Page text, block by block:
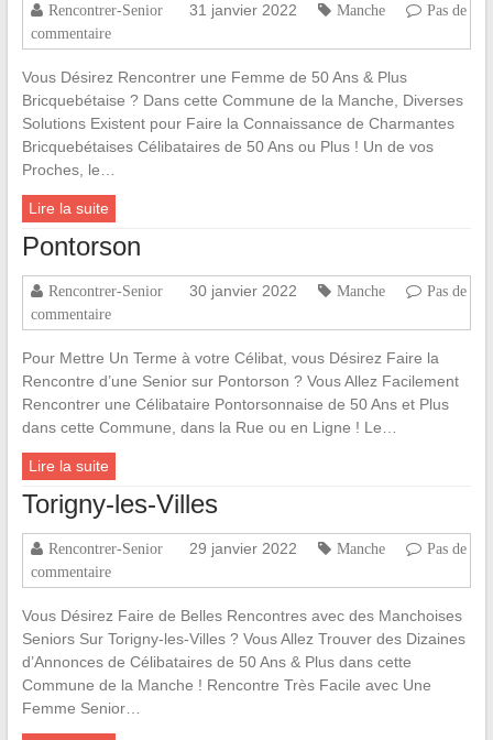
Rencontrer-Senior 31 janvier 2022 Manche
Pas de
commentaire
Vous Désirez Rencontrer une Femme de 50 Ans & Plus
Bricquebétaise ? Dans cette Commune de la Manche, Diverses
Solutions Existent pour Faire la Connaissance de Charmantes
Bricquebétaises Célibataires de 50 Ans ou Plus ! Un de vos
Proches, le…
Lire la suite
Pontorson
Rencontrer-Senior 30 janvier 2022 Manche
Pas de
commentaire
Pour Mettre Un Terme à votre Célibat, vous Désirez Faire la
Rencontre d’une Senior sur Pontorson ? Vous Allez Facilement
Rencontrer une Célibataire Pontorsonnaise de 50 Ans et Plus
dans cette Commune, dans la Rue ou en Ligne ! Le…
Lire la suite
Torigny-les-Villes
Rencontrer-Senior 29 janvier 2022 Manche
Pas de
commentaire
Vous Désirez Faire de Belles Rencontres avec des Manchoises
Seniors Sur Torigny-les-Villes ? Vous Allez Trouver des Dizaines
d’Annonces de Célibataires de 50 Ans & Plus dans cette
Commune de la Manche ! Rencontre Très Facile avec Une
Femme Senior…